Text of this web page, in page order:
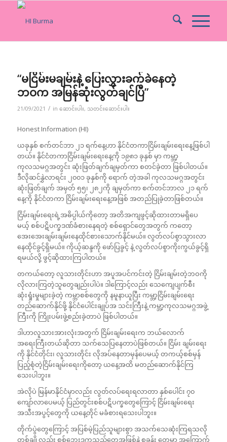
“မငြိမ်းမချမ်းနဲ့ ပြေးလွှားခက်ခဲနေတဲ့
ဘဝက အမြန်ဆုံးလွတ်ချင်ပြီ”
21/09/2021 / in ဆောင်းပါး, သတင်းဆောင်းပါး
Honest Information (HI)
ယခုနှစ် စက်တင်ဘာ ၂၁ ရက်နေ့ဟာ နိုင်ငံတကာငြိမ်းချမ်းရေးနေ့ဖြစ်ပါ
တယ်။ နိုင်ငံတကာငြိမ်းချမ်းရေးနေ့ကို ၁၉၈၁ ခုနှစ် မှာ ကမ္ဘာ့
ကုလသမဂ္ဂအတွင်း ဆုံးဖြတ်ချက်ချမှတ်ကာ စတင်ခဲ့တာ ဖြစ်ပါတယ်။
ဒီလိုဆင်နွှဲလာရင်း ၂၀၀၁ ခုနှစ်ကို ရောက် တဲ့အခါ ကုလသမဂ္ဂအတွင်း
ဆုံးဖြတ်ချက် အမှတ် ၅၅၊ ၂၈၂ကို ချမှတ်ကာ စက်တင်ဘာလ ၂၁ ရက်
နေ့ကို နိုင်ငံတကာ ငြိမ်းချမ်းရေးနေ့အဖြစ် အတည်ပြုခဲ့တာဖြစ်တယ်။
ငြိမ်းချမ်းရေးရဲ့အဓိပ္ပါယ်ကိုတော့ အတိအကျဖွင့်ဆိုထားတာမရှိပေ
မယ့် စစ်ပဋိပက္ခဒဏ်ခံစားနေရတဲ့ စစ်ရှောင်တွေအတွက် ကတော့
အေးအေးချမ်းချမ်းနေထိုင်စားသောက်နိုင်မယ်။ လွတ်လပ်စွာသွားလာ
နေထိုင်ခွင့်ရှိမယ်။ ကိုယ့်ဆန္ဒကို ဖော်ပြခွင့် နဲ့ လွတ်လပ်စွာကိုးကွယ်ခွင့်ရှိ
ရမယ်လို့ ဖွင့်ဆိုထားကြပါတယ်။
တကယ်တော့ လူသားတိုင်းဟာ အပူအပင်ကင်းတဲ့ ငြိမ်းချမ်းတဲ့ဘဝကို
လိုလားကြတဲ့သူတွေချည်းပါပဲ။ ဒါကြောင့်လည်း သေကျေပျက်စီး
ဆုံးရှုံးမှုများခဲ့တဲ့ ကမ္ဘာစစ်တွေကို နမူနာယူပြီး ကမ္ဘာ့ငြိမ်းချမ်းရေး
တည်ဆောက်နိုင်ဖို့ နိုင်ငံပေါင်းချုပ်အ သင်းကြီးနဲ့ ကမ္ဘာ့ကုလသမဂ္ဂအဖွဲ့
ကြီးကို ကြိုးပမ်းဖွဲ့စည်းခဲ့တာပဲ ဖြစ်ပါတယ်။
ဒါဟာလူသားအားလုံးအတွက် ငြိမ်းချမ်းရေးက ဘယ်လောက်
အရေးကြီးတယ်ဆိုတာ သက်သေပြနေတာပဲဖြစ်တယ်။ ငြိမ်း ချမ်းရေး
ကို နိုင်ငံတိုင်း၊ လူသားတိုင်း လိုအပ်နေတာမှန်ပေမယ့် တကယ့်စစ်မှန်
ပြည့်စုံတဲ့ငြိမ်းချမ်းရေးကိုတော့ ယနေ့အထိ မတည်ဆောက်နိုင်ကြ
သေးပါဘူး။
အဲလိုပဲ မြန်မာနိုင်ငံမှာလည်း လွတ်လပ်ရေးရလာတာ နှစ်ပေါင်း ၇၀
ကျော်လာပေမယ့် ပြည်တွင်းစစ်ပဋိပက္ခတွေကြောင့် ငြိမ်းချမ်းရေး
အသီးအပွင့်တွေကို ယနေ့တိုင် မခံစားရသေးပါဘူး။
တိုက်ပွဲတွေကြောင့် အပြစ်မဲ့ပြည်သူများစွာ အသက်သေဆုံးကြရသလို
တစ်ချို့လည်း စစ်ဘေးဒုက္ခသည်တွေအဖြစ်နဲ့ စခန်း တွေမှာ အကြောက်